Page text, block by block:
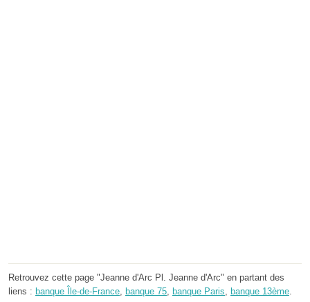
Retrouvez cette page "Jeanne d'Arc Pl. Jeanne d'Arc" en partant des
liens : banque Île-de-France banque 75 banque Paris banque 13ème